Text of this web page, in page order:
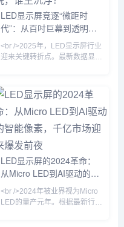
超微间距屏出货量同比增长
340%，而户外裸眼3D屏的像素
颗粒感已消失，取而代之的是视
怀疑眼前究竟是实物还是光影。
<br /
LED显示屏竞逐“微距时
代”：从百吋巨幕到透明影
院，谁主沉浮？
<br />2025年，LED显示屏行业
迎来关键转折点。最新数据显
23%，而Micro LED技术正式从
实验室走向量产线，三星、
LG、京东方等巨头相继推出像
素间距低于0.3mm的商用产品。
行业分析师指出，传统DIP直插
式LED已基本退出室内应用，
COB（板上芯片）与MIP（微缩
化封装）技术路线之争进入白热
化。与此同时，LED电影屏通过
DCI认证
LED显示屏的2024革命：
从Micro LED到AI驱动的智
能像素，千亿市场迎来爆发
前夜
<br />2024年被业界视为Micro
LED的量产元年。根据最新行业